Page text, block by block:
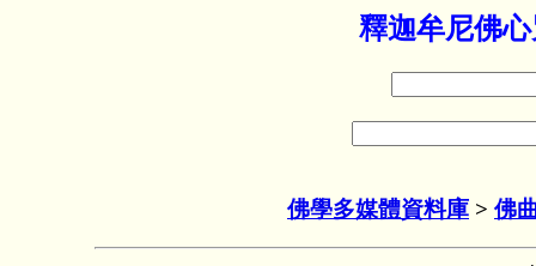
釋迦牟尼佛
佛學多媒體資料庫 > 佛